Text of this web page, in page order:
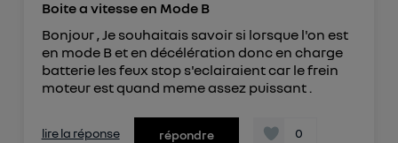
Boite a vitesse en Mode B
Bonjour , Je souhaitais savoir si lorsque l'on est
en mode B et en décélération donc en charge
batterie les feux stop s'eclairaient car le frein
moteur est quand meme assez puissant .
lire la réponse répondre 0